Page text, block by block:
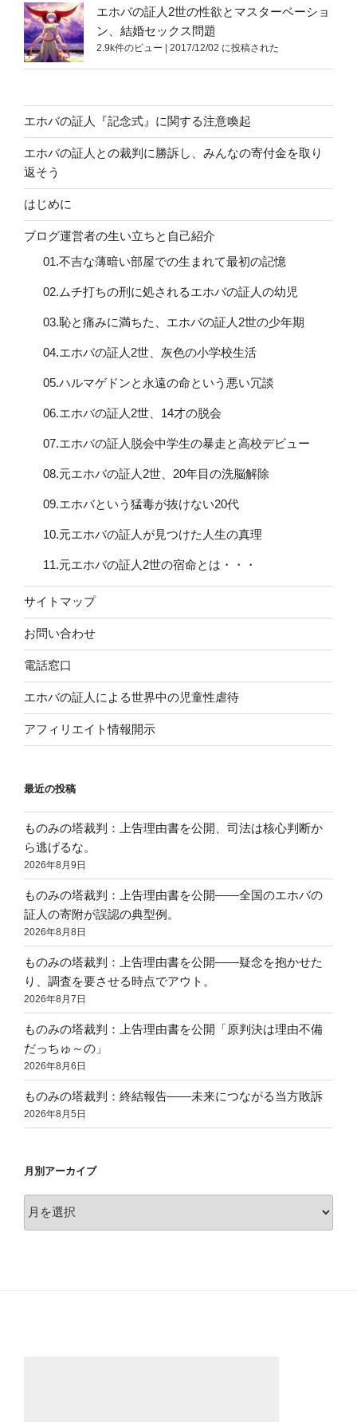
エホバの証人2世の性欲とマスターベーショ
ン、結婚セックス問題
2.9k件のビュー 2017/12/02 に投稿された
エホバの証人『記念式』に関する注意喚起
エホバの証人との裁判に勝訴し、みんなの寄付金を取り
返そう
はじめに
ブログ運営者の生い立ちと自己紹介
01.不吉な薄暗い部屋での生まれて最初の記憶
02.ムチ打ちの刑に処されるエホバの証人の幼児
03.恥と痛みに満ちた、エホバの証人2世の少年期
04.エホバの証人2世、灰色の小学校生活
05.ハルマゲドンと永遠の命という悪い冗談
06.エホバの証人2世、14才の脱会
07.エホバの証人脱会中学生の暴走と高校デビュー
08.元エホバの証人2世、20年目の洗脳解除
09.エホバという猛毒が抜けない20代
10.元エホバの証人が見つけた人生の真理
11.元エホバの証人2世の宿命とは・・・
サイトマップ
お問い合わせ
電話窓口
エホバの証人による世界中の児童性虐待
アフィリエイト情報開示
最近の投稿
ものみの塔裁判：上告理由書を公開、司法は核心判断か
ら逃げるな。
2026年8月9日
ものみの塔裁判：上告理由書を公開——全国のエホバの
証人の寄附が誤認の典型例。
2026年8月8日
ものみの塔裁判：上告理由書を公開——疑念を抱かせた
り、調査を要させる時点でアウト。
2026年8月7日
ものみの塔裁判：上告理由書を公開「原判決は理由不備
だっちゅ～の」
2026年8月6日
ものみの塔裁判：終結報告——未来につながる当方敗訴
2026年8月5日
月別アーカイブ
別